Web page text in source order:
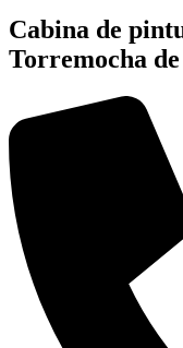
Cabina de
Torremocha